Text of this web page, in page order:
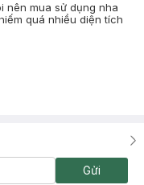
nên mua sử dụng nha
quá nhiều diện tích
Gửi